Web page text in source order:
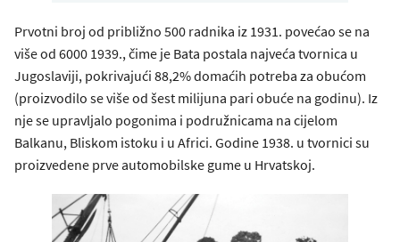
Prvotni broj od približno 500 radnika iz 1931. povećao se na
više od 6000 1939., čime je Bata postala najveća tvornica u
Jugoslaviji, pokrivajući 88,2% domaćih potreba za obućom
(proizvodilo se više od šest milijuna pari obuće na godinu). Iz
nje se upravljalo pogonima i podružnicama na cijelom
Balkanu, Bliskom istoku i u Africi. Godine 1938. u tvornici su
proizvedene prve automobilske gume u Hrvatskoj.